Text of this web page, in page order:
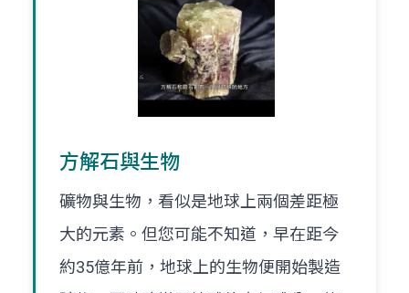
方解石與生物
礦物與生物，看似是地球上兩個差距極
大的元素。但您可能不知道，早在距今
約35億年前，地球上的生物便開始製造